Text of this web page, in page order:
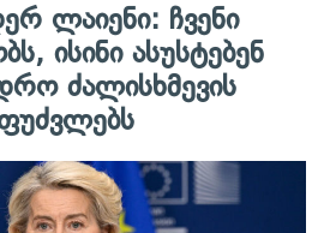
ლაიენი: ჩვენი
ისინი ასუსტებენ
ძალისხმევის